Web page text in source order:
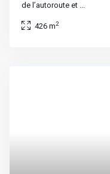
de l’autoroute et ...
426 m2